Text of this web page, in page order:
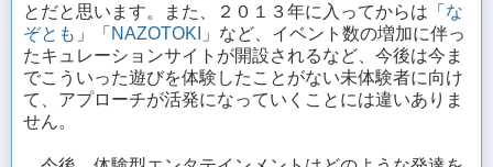
とだと思います。また、２０１３年に入ってからは「 な
ぞとも 」「 NAZOTOKI
」など、イベント数の増加に伴っ
たキュレーションサイトが開設されるなど、今後は今ま
でこういった遊びを体験したことがない未体験者に向け
て、アプローチが活発になっていくことには違いありま
せん。